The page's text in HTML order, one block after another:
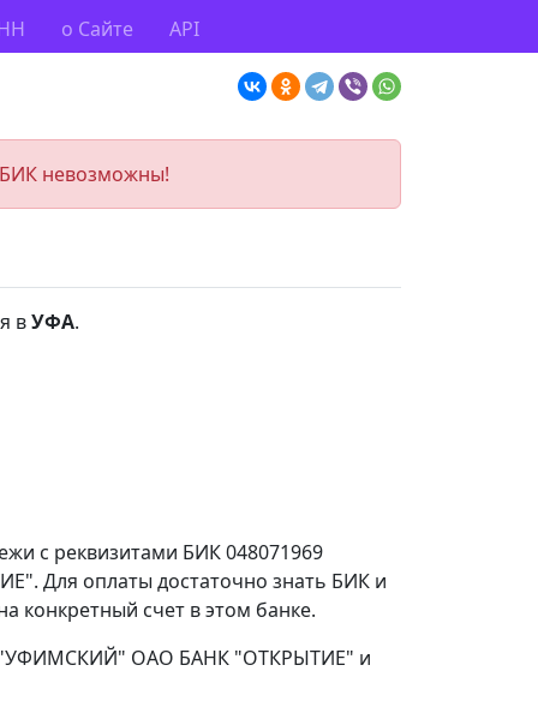
о Сайте API
невозможны!
вУФА.
с реквизитами БИК 048071969
Для оплаты достаточно знать БИК и
конкретный счет в этом банке.
"УФИМСКИЙ" ОАО БАНК "ОТКРЫТИЕ" и